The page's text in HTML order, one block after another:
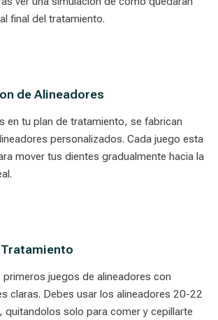
final del tratamiento.
de Alineadores
en tu plan de tratamiento, se fabrican
personalizados. Cada juego esta
mover tus dientes gradualmente hacia la
primeros juegos de alineadores con
claras. Debes usar los alineadores 20-22
quitandolos solo para comer y cepillarte